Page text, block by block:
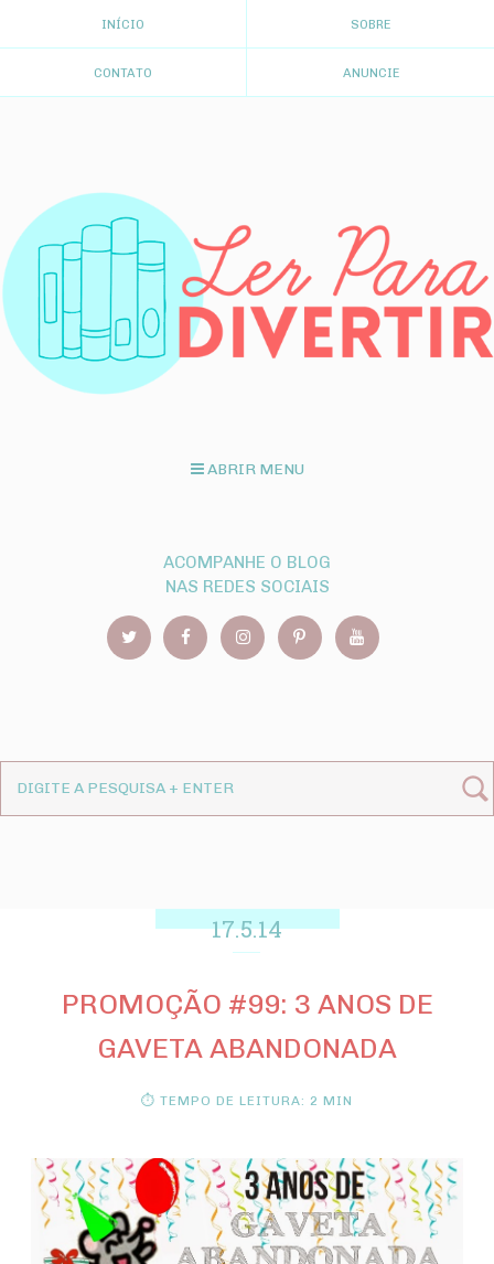
INÍCIO SOBRE
CONTATO ANUNCIE
ABRIR MENU
ACOMPANHE O BLOG
NAS REDES SOCIAIS
17.5.14
PROMOÇÃO #99: 3 ANOS DE
GAVETA ABANDONADA
⏱ TEMPO DE LEITURA: 2 MIN